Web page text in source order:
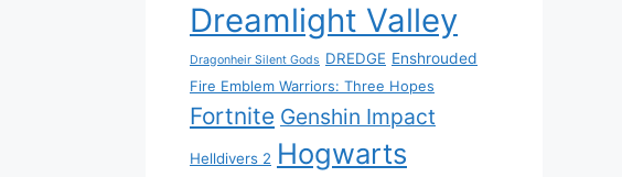
Dreamlight Valley
Dragonheir Silent Gods DREDGE Enshrouded
Fire Emblem Warriors: Three Hopes
Fortnite Genshin Impact
Helldivers 2 Hogwarts